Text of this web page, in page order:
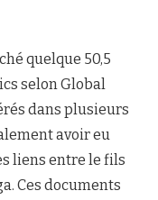
quelque 50,5
selon Global
dans plusieurs
avoir eu
liens entre le fils
Ces documents